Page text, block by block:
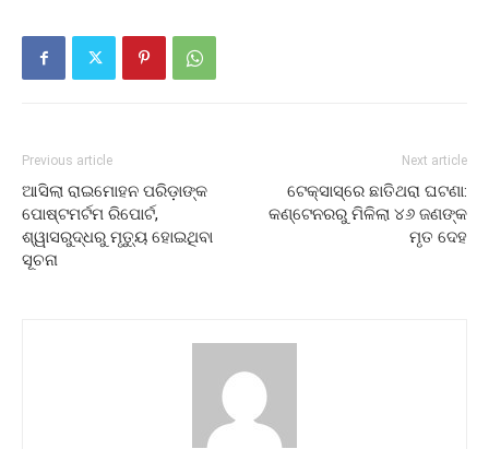
Previous article
ଆସିଲା ରାଇମୋହନ ପରିଡ଼ାଙ୍କ
ପୋଷ୍ଟମର୍ଟମ ରିପୋର୍ଟ,
ଶ୍ୱାସରୁଦ୍ଧରୁ ମୃତ୍ୟୁ ହୋଇଥିବା
ସୂଚନା
Next article
ଟେକ୍ସାସ୍‌ରେ ଛାତିଥରା ଘଟଣା:
କଣ୍ଟେନରରୁ ମିଳିଲା ୪୬ ଜଣଙ୍କ
ମୃତ ଦେହ